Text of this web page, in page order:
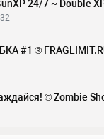
#1 ®
© Zombie